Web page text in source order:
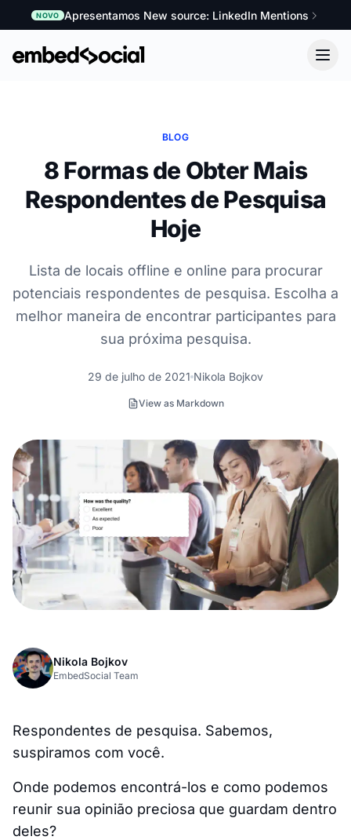
NOVO Apresentamos New source: LinkedIn Mentions
BLOG
8 Formas de Obter Mais
Respondentes de Pesquisa
Hoje
Lista de locais offline e online para procurar
potenciais respondentes de pesquisa. Escolha a
melhor maneira de encontrar participantes para
sua próxima pesquisa.
29 de julho de 2021 Nikola Bojkov
View as Markdown
Nikola Bojkov
EmbedSocial Team
Respondentes de pesquisa. Sabemos,
suspiramos com você.
Onde podemos encontrá-los e como podemos
reunir sua opinião preciosa que guardam dentro
deles?